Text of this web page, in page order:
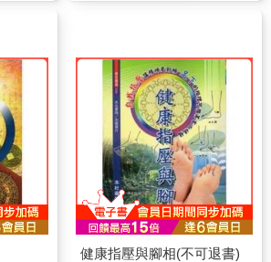
健康指壓與腳相(不可退書)